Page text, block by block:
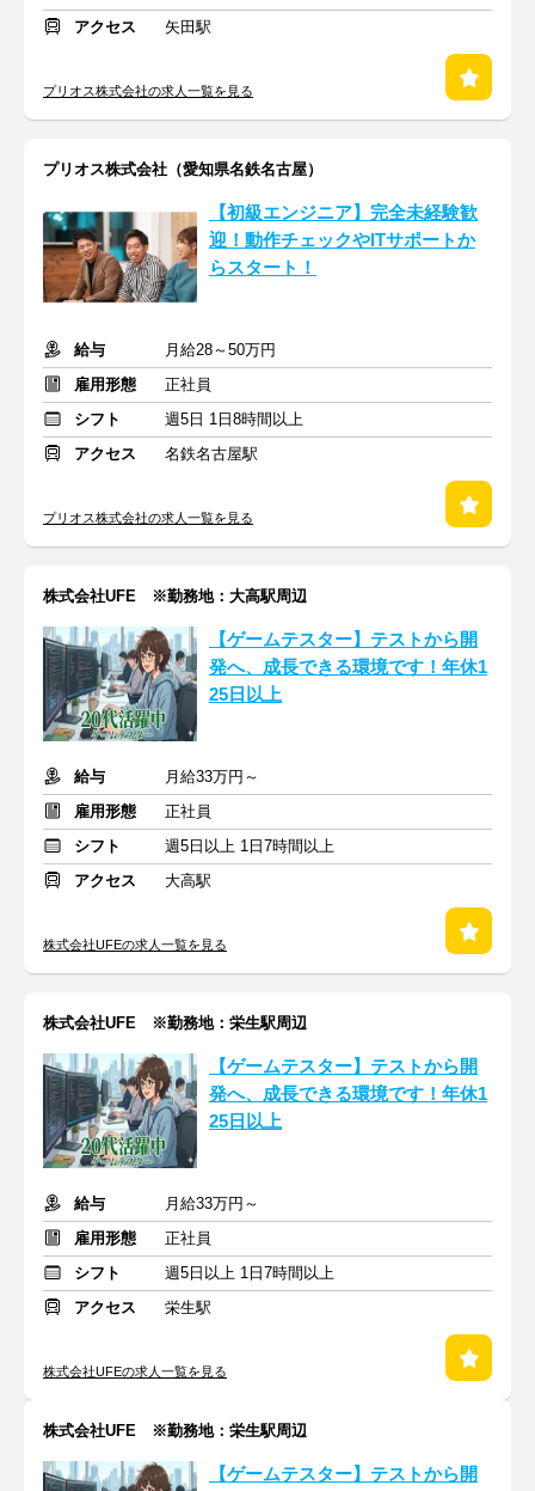
アクセス
矢田駅
プリオス株式会社の求人一覧を見る
プリオス株式会社（愛知県名鉄名古屋）
【初級エンジニア】完全未経験歓
迎！動作チェックやITサポートか
らスタート！
給与
月給28～50万円
雇用形態
正社員
シフト
週5日 1日8時間以上
アクセス
名鉄名古屋駅
プリオス株式会社の求人一覧を見る
株式会社UFE ※勤務地：大高駅周辺
【ゲームテスター】テストから開
発へ、成長できる環境です！年休1
25日以上
給与
月給33万円～
雇用形態
正社員
シフト
週5日以上 1日7時間以上
アクセス
大高駅
株式会社UFEの求人一覧を見る
株式会社UFE ※勤務地：栄生駅周辺
【ゲームテスター】テストから開
発へ、成長できる環境です！年休1
25日以上
給与
月給33万円～
雇用形態
正社員
シフト
週5日以上 1日7時間以上
アクセス
栄生駅
株式会社UFEの求人一覧を見る
株式会社UFE ※勤務地：栄生駅周辺
【ゲームテスター】テストから開